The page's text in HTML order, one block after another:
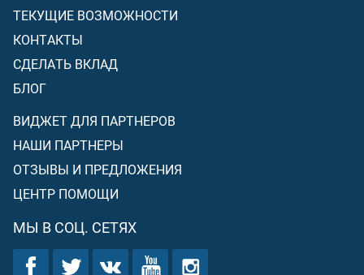
ТЕКУЩИЕ ВОЗМОЖНОСТИ
КОНТАКТЫ
СДЕЛАТЬ ВКЛАД
БЛОГ
ВИДЖЕТ ДЛЯ ПАРТНЕРОВ
НАШИ ПАРТНЕРЫ
ОТЗЫВЫ И ПРЕДЛОЖЕНИЯ
ЦЕНТР ПОМОЩИ
МЫ В СОЦ. СЕТЯХ